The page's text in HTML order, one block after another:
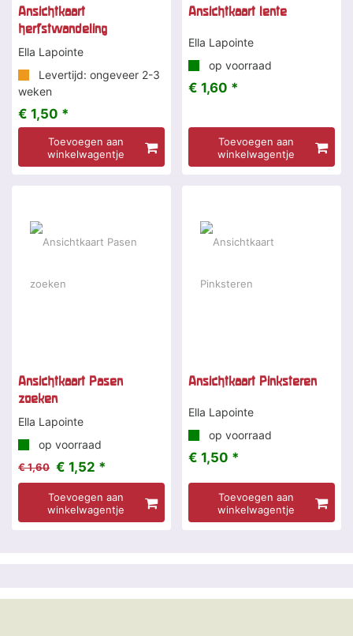
Ansichtkaart
herfstwandeling
Ella Lapointe
Levertijd: ongeveer 2-3
weken
€ 1,50 *
Toevoegen aan
winkelwagentje
Ansichtkaart lente
Ella Lapointe
op voorraad
€ 1,60 *
Toevoegen aan
winkelwagentje
Ansichtkaart Pasen
zoeken
Ella Lapointe
op voorraad
€ 1,60 € 1,52 *
Toevoegen aan
winkelwagentje
Ansichtkaart Pinksteren
Ella Lapointe
op voorraad
€ 1,50 *
Toevoegen aan
winkelwagentje